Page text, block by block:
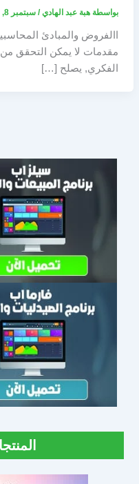
بواسطة هبة عبد الهادي/ سبتمبر 8, 2018
االفروض والمبادئ
مقدمات لا يمكن التحقق من
الفكري, يصلح […]